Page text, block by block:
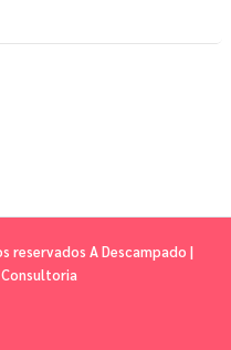
A Descampado |
Consultoria